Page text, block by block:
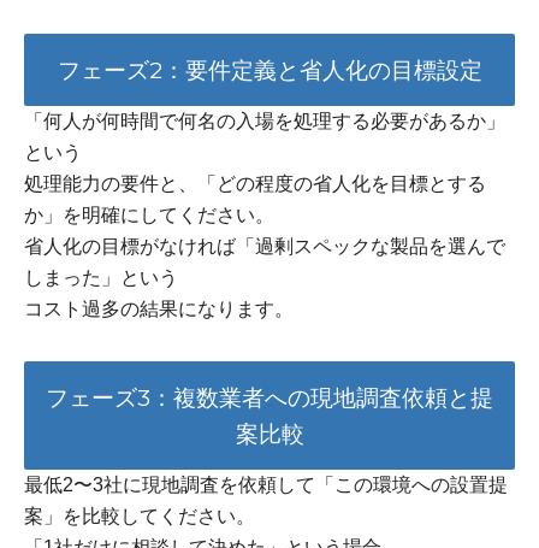
フェーズ2：要件定義と省人化の目標設定
「何人が何時間で何名の入場を処理する必要があるか」
という
処理能力の要件と、「どの程度の省人化を目標とする
か」を明確にしてください。
省人化の目標がなければ「過剰スペックな製品を選んで
しまった」という
コスト過多の結果になります。
フェーズ3：複数業者への現地調査依頼と提
案比較
最低2〜3社に現地調査を依頼して「この環境への設置提
案」を比較してください。